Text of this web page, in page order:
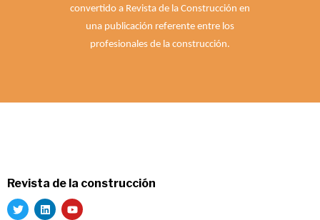
convertido a Revista de la Construcción en
una publicación referente entre los
profesionales de la construcción.
Revista de la construcción